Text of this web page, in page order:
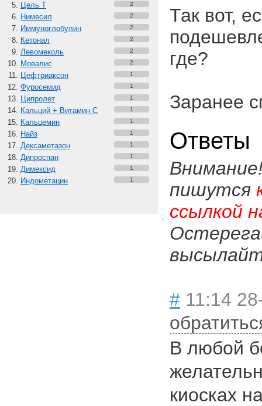
Цель Т 2
Нимесил 2
Иммуноглобулин 2
Кетонал 2
Левомеколь 2
Мовалис 2
Цефтриаксон 1
Фуросемид 1
Ципролет 1
Кальций + Витамин C 1
Кальцемин 1
Найз 1
Дексаметазон 1
Дипроспан 1
Димексид 1
Индометацин 1
Так вот,
где?
Заранее
Ответы
пишутся
ссылкой
# 11:14
В любой
киосках